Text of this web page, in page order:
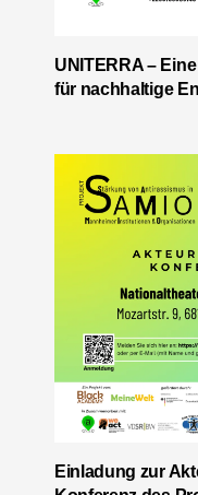
UNITERRA –
für nachhaltige
Einladung zur